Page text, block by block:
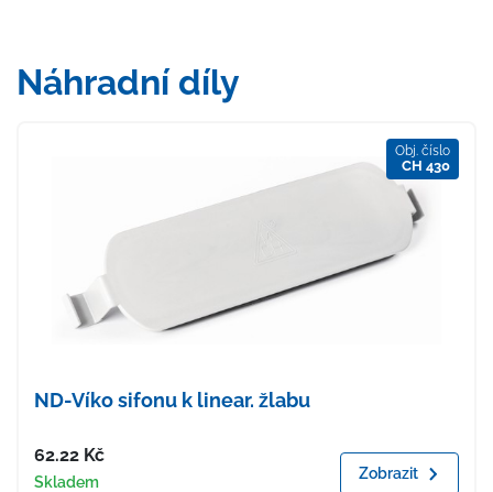
Náhradní díly
Obj. číslo
CH 430
ND-Víko sifonu k linear. žlabu
Cena
62.22 Kč
Dostupnost
Skladem Zobrazit